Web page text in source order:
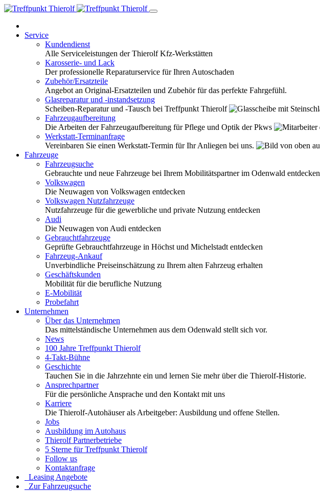
Service
Kundendienst
Alle Serviceleistungen der Thierolf Kfz-Werkstätten
Karosserie- und Lack
Der professionelle Reparaturservice für Ihren Autoschaden
Zubehör/Ersatzteile
Angebot an Original-Ersatzteilen und Zubehör für das perfekte Fahrgefühl.
Glasreparatur und -instandsetzung
Scheiben-Reparatur und -Tausch bei Treffpunkt Thierolf
Fahrzeugaufbereitung
Die Arbeiten der Fahrzeugaufbereitung für Pflege und Optik der Pkws
Werkstatt-Terminanfrage
Vereinbaren Sie einen Werkstatt-Termin für Ihr Anliegen bei uns.
Fahrzeuge
Fahrzeugsuche
Gebrauchte und neue Fahrzeuge bei Ihrem Mobilitätspartner im Odenwald entdecken
Volkswagen
Die Neuwagen von Volkswagen entdecken
Volkswagen Nutzfahrzeuge
Nutzfahrzeuge für die gewerbliche und private Nutzung entdecken
Audi
Die Neuwagen von Audi entdecken
Gebrauchtfahrzeuge
Geprüfte Gebrauchtfahrzeuge in Höchst und Michelstadt entdecken
Fahrzeug-Ankauf
Unverbindliche Preiseinschätzung zu Ihrem alten Fahrzeug erhalten
Geschäftskunden
Mobilität für die berufliche Nutzung
E-Mobilität
Probefahrt
Unternehmen
Über das Unternehmen
Das mittelständische Unternehmen aus dem Odenwald stellt sich vor.
News
100 Jahre Treffpunkt Thierolf
4-Takt-Bühne
Geschichte
Tauchen Sie in die Jahrzehnte ein und lernen Sie mehr über die Thierolf-Historie.
Ansprechpartner
Für die persönliche Ansprache und den Kontakt mit uns
Karriere
Die Thierolf-Autohäuser als Arbeitgeber: Ausbildung und offene Stellen.
Jobs
Ausbildung im Autohaus
Thierolf Partnerbetriebe
5 Sterne für Treffpunkt Thierolf
Follow us
Kontaktanfrage
Leasing Angebote
Zur Fahrzeugsuche